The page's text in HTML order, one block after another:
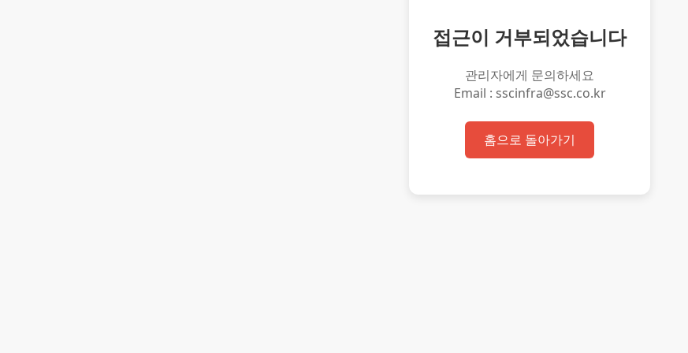
접근이 거부되었습니다
관리자에게 문의하세요
Email : sscinfra@ssc.co.kr
홈으로 돌아가기